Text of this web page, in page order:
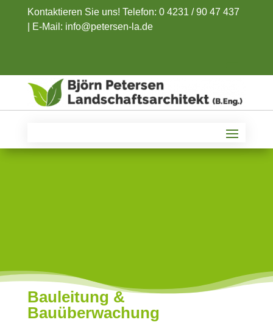
Kontaktieren Sie uns! Telefon: 0 4231 / 90 47 437
E-Mail: info@petersen-la.de
Bauleitung &
Bauüberwachung